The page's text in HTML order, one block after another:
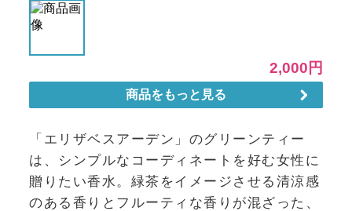
「エリザベスアーデン」のグリーンティー
は、シンプルなコーディネートを好む女性に
贈りたい香水。緑茶をイメージさせる清涼感
のある香りとフルーティな香りが混ざった、